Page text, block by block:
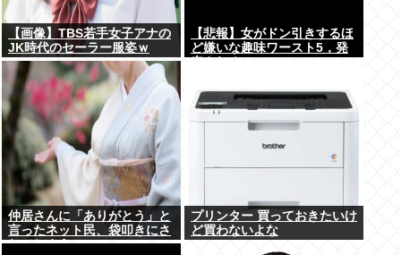
【画像】TBS若手女子アナの
JK時代のセーラー服姿ｗ
【悲報】女がドン引きするほ
ど嫌いな趣味ワースト5，発
仲居さんに「ありがとう」と
言ったネット民、袋叩きにさ
れてしまう…
プリンター 買っておきたいけ
ど買わないよな